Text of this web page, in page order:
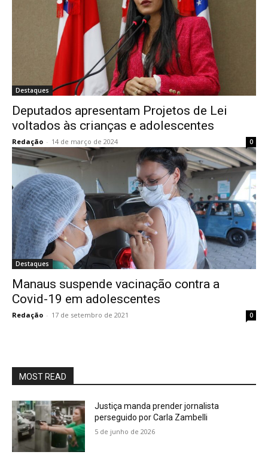
Destaques
Deputados apresentam Projetos de Lei
voltados às crianças e adolescentes
Redação - 14 de março de 2024 0
Destaques
Manaus suspende vacinação contra a
Covid-19 em adolescentes
Redação - 17 de setembro de 2021 0
MOST READ
Justiça manda prender jornalista
perseguido por Carla Zambelli
5 de junho de 2026